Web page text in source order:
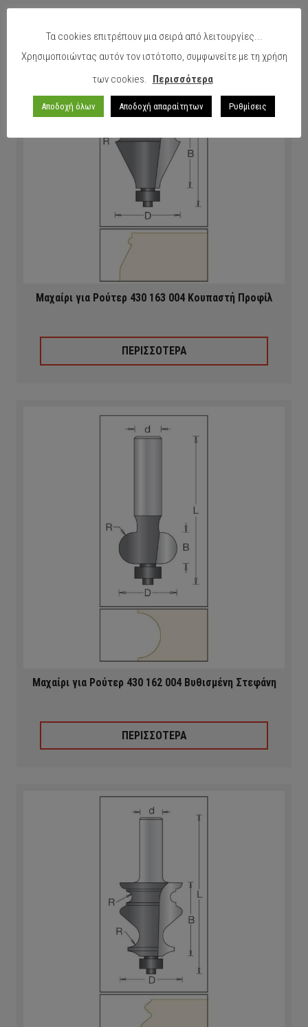
Μαχαίρι για Ρούτερ 430 163 004 Κουπαστή Προφίλ
ΠΕΡΙΣΣΟΤΕΡΑ
Μαχαίρι για Ρούτερ 430 162 004 Βυθισμένη Στεφάνη
ΠΕΡΙΣΣΟΤΕΡΑ
Τα cookies επιτρέπουν μια σειρά από λειτουργίες...
Χρησιμοποιώντας αυτόν τον ιστότοπο, συμφωνείτε με τη χρήση
των cookies.
Περισσότερα
Αποδοχή όλων Αποδοχή απαραίτητων Ρυθμίσεις